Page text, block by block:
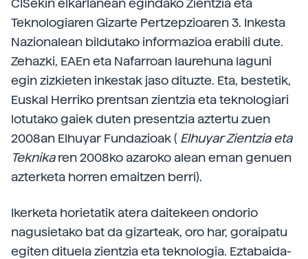
CISekin elkarlanean egindako Zientzia eta
Teknologiaren Gizarte Pertzepzioaren 3. Inkesta
Nazionalean bildutako informazioa erabili dute.
Zehazki, EAEn eta Nafarroan laurehuna laguni
egin zizkieten inkestak jaso dituzte. Eta, bestetik,
Euskal Herriko prentsan zientzia eta teknologiari
lotutako gaiek duten presentzia aztertu zuen
2008an Elhuyar Fundazioak ( Elhuyar Zientzia eta
Teknikaren 2008ko azaroko alean eman genuen
azterketa horren emaitzen berri).
Ikerketa horietatik atera daitekeen ondorio
nagusietako bat da gizarteak, oro har, goraipatu
egiten dituela zientzia eta teknologia. Eztabaida-